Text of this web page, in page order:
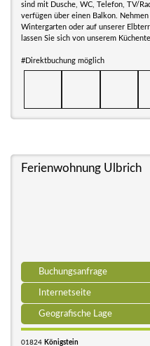
sind mit Dusche, WC, Telefon, TV/
verfügen über einen Balkon.
Wintergarten oder auf unserer
lassen Sie sich von unserem
#Direktbuchung möglich
Ferienwohnung Ulbrich
Buchungsanfrage
Internetseite
Geografische Lage
01824 Königstein